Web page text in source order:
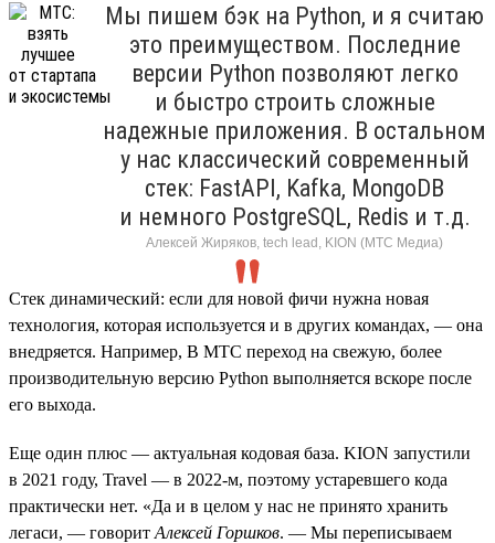
Мы пишем бэк на Python, и я считаю
это преимуществом. Последние
версии Python позволяют легко
и быстро строить сложные
надежные приложения. В остальном
у нас классический современный
стек: FastAPI, Kafka, MongoDB
и немного PostgreSQL, Redis и т.д.
Алексей Жиряков, tech lead, KION (МТС Медиа)
Стек динамический: если для новой фичи нужна новая
технология, которая используется и в других командах, — она
внедряется. Например, В МТС переход на свежую, более
производительную версию Python выполняется вскоре после
его выхода.
Еще один плюс — актуальная кодовая база. KION запустили
в 2021 году, Travel — в 2022-м, поэтому устаревшего кода
практически нет. «Да и в целом у нас не принято хранить
легаси, — говорит Алексей Горшков. — Мы переписываем